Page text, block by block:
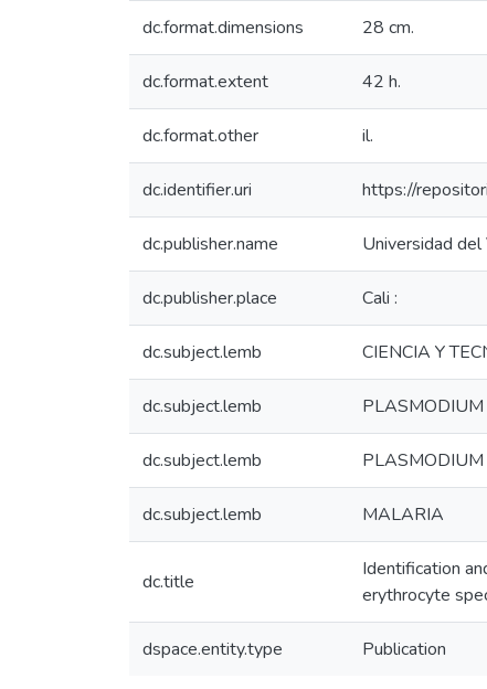
dc.format.dimensions 28 cm.
dc.format.extent 42 h.
dc.format.other il.
dc.identifier.uri https://
dc.publisher.name Universidad del
dc.publisher.place Cali :
dc.subject.lemb CIENCIA Y
dc.subject.lemb
dc.subject.lemb
dc.subject.lemb MALARIA
dc.title
Identification
erythrocyte
dspace.entity.type Publication